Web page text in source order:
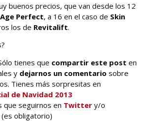
buenos precios, que van desde los 12
Age Perfect, a 16 en el caso de Skin
los de Revitalift.
tienes que compartir este post en
y dejarnos un comentario sobre
Tienes más sorpresitas en
de Navidad 2013
que seguirnos en Twitter y/o
(es obligatorio)